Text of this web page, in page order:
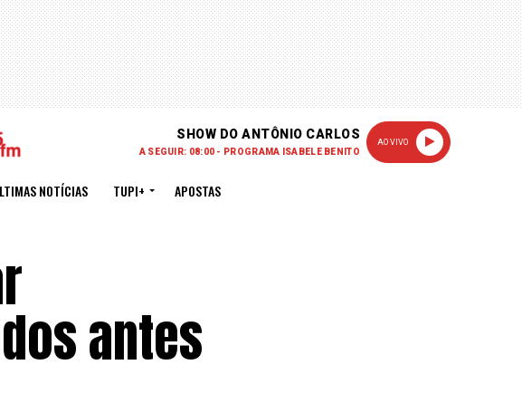
SHOW DO ANTÔNIO CARLOS
A SEGUIR: 08:00 - PROGRAMA ISABELE BENITO
AO VIVO
NOTÍCIAS TUPI+ APOSTAS
antes